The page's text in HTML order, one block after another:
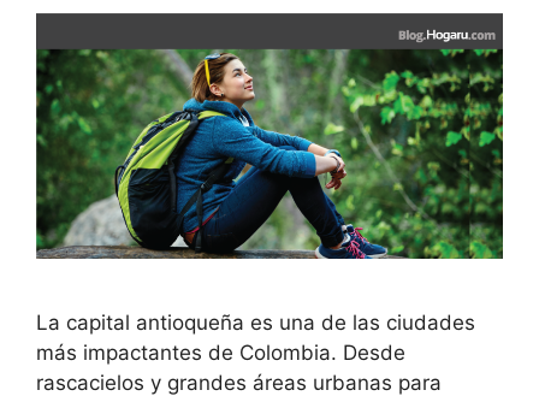
La capital antioqueña es una de las ciudades
más impactantes de Colombia. Desde
rascacielos y grandes áreas urbanas para